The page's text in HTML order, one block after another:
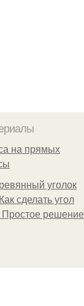
на прямых
уголок
сделать угол
Простое решение